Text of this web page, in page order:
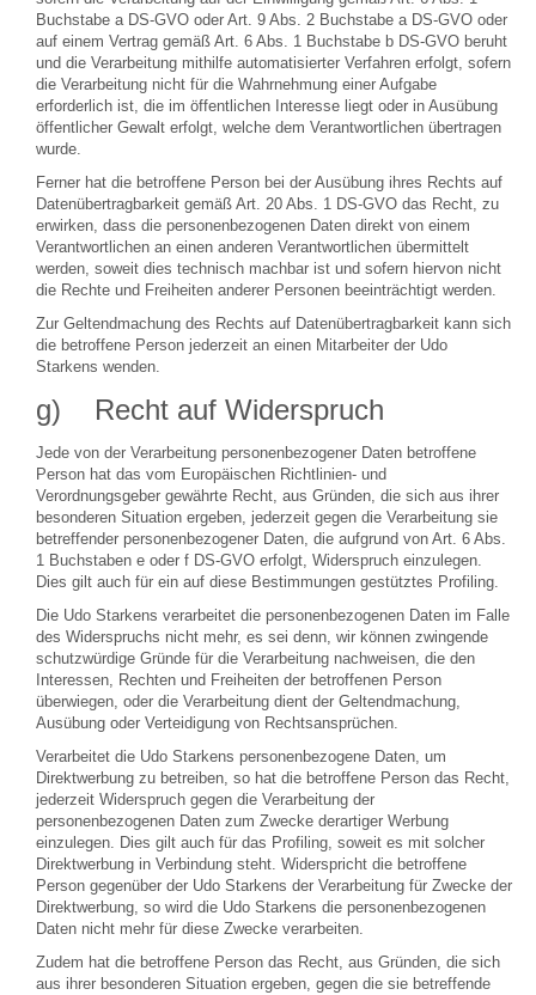
Buchstabe a DS-GVO oder Art. 9 Abs. 2 Buchstabe a DS-GVO oder
auf einem Vertrag gemäß Art. 6 Abs. 1 Buchstabe b DS-GVO beruht
und die Verarbeitung mithilfe automatisierter Verfahren erfolgt, sofern
die Verarbeitung nicht für die Wahrnehmung einer Aufgabe
erforderlich ist, die im öffentlichen Interesse liegt oder in Ausübung
öffentlicher Gewalt erfolgt, welche dem Verantwortlichen übertragen
wurde.
Ferner hat die betroffene Person bei der Ausübung ihres Rechts auf
Datenübertragbarkeit gemäß Art. 20 Abs. 1 DS-GVO das Recht, zu
erwirken, dass die personenbezogenen Daten direkt von einem
Verantwortlichen an einen anderen Verantwortlichen übermittelt
werden, soweit dies technisch machbar ist und sofern hiervon nicht
die Rechte und Freiheiten anderer Personen beeinträchtigt werden.
Zur Geltendmachung des Rechts auf Datenübertragbarkeit kann sich
die betroffene Person jederzeit an einen Mitarbeiter der Udo
Starkens wenden.
g) Recht auf Widerspruch
Jede von der Verarbeitung personenbezogener Daten betroffene
Person hat das vom Europäischen Richtlinien- und
Verordnungsgeber gewährte Recht, aus Gründen, die sich aus ihrer
besonderen Situation ergeben, jederzeit gegen die Verarbeitung sie
betreffender personenbezogener Daten, die aufgrund von Art. 6 Abs.
1 Buchstaben e oder f DS-GVO erfolgt, Widerspruch einzulegen.
Dies gilt auch für ein auf diese Bestimmungen gestütztes Profiling.
Die Udo Starkens verarbeitet die personenbezogenen Daten im Falle
des Widerspruchs nicht mehr, es sei denn, wir können zwingende
schutzwürdige Gründe für die Verarbeitung nachweisen, die den
Interessen, Rechten und Freiheiten der betroffenen Person
überwiegen, oder die Verarbeitung dient der Geltendmachung,
Ausübung oder Verteidigung von Rechtsansprüchen.
Verarbeitet die Udo Starkens personenbezogene Daten, um
Direktwerbung zu betreiben, so hat die betroffene Person das Recht,
jederzeit Widerspruch gegen die Verarbeitung der
personenbezogenen Daten zum Zwecke derartiger Werbung
einzulegen. Dies gilt auch für das Profiling, soweit es mit solcher
Direktwerbung in Verbindung steht. Widerspricht die betroffene
Person gegenüber der Udo Starkens der Verarbeitung für Zwecke der
Direktwerbung, so wird die Udo Starkens die personenbezogenen
Daten nicht mehr für diese Zwecke verarbeiten.
Zudem hat die betroffene Person das Recht, aus Gründen, die sich
aus ihrer besonderen Situation ergeben, gegen die sie betreffende